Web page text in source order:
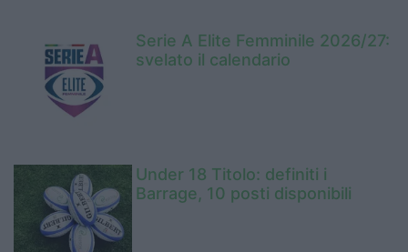
Serie A Elite Femminile 2026/27:
svelato il calendario
Under 18 Titolo: definiti i
Barrage, 10 posti disponibili